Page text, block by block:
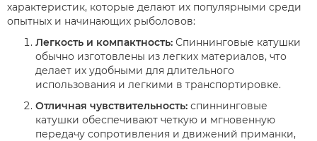
характеристик, которые делают их популярными среди
опытных и начинающих рыболовов:
Легкость и компактность: Спиннинговые катушки
обычно изготовлены из легких материалов, что
делает их удобными для длительного
использования и легкими в транспортировке.
Отличная чувствительность: спиннинговые
катушки обеспечивают четкую и мгновенную
передачу сопротивления и движений приманки,